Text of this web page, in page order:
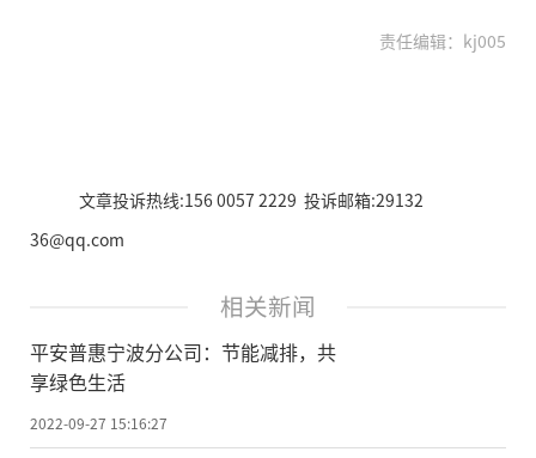
责任编辑：kj005
文章投诉热线:156 0057 2229 投诉邮箱:29132
36@qq.com
相关新闻
平安普惠宁波分公司：节能减排，共
享绿色生活
2022-09-27 15:16:27